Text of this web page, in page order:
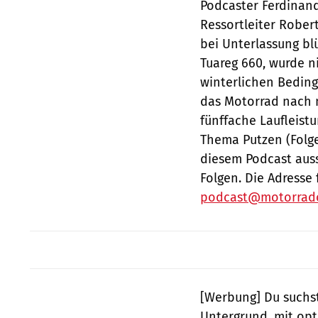
Podcaster
Ressortleiter
bei Unterlassung
Tuareg 660, wurde
winterlichen
das Motorrad nach
fünffache
Thema Putzen
diesem Podcast
Folgen. Die
[Werbung] Du